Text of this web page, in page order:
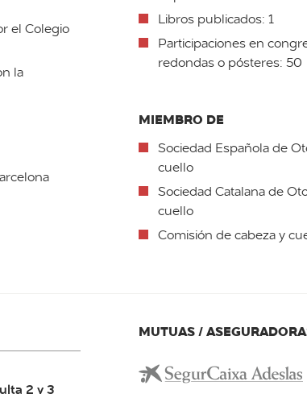
el Colegio
la
Libros publicados: 1
Participaciones en
redondas o pósteres: 50
MIEMBRO DE
Sociedad Española de
cuello
Sociedad Catalana de
cuello
Comisión de cabeza y
2 y 3
MUTUAS /